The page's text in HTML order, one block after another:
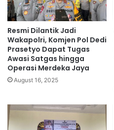
Resmi Dilantik Jadi
Wakapolri, Komjen Pol Dedi
Prasetyo Dapat Tugas
Awasi Satgas hingga
Operasi Merdeka Jaya
August 16, 2025